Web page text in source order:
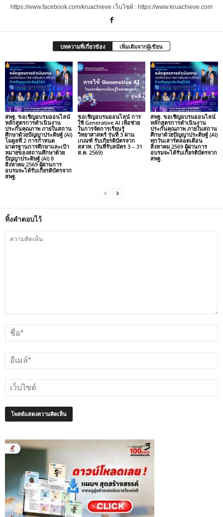
https://www.facebook.com/kruachieve เว็บไซต์ : https://www.kruachieve.com
บทความที่เกี่ยวข้อง เพิ่มเติมจากผู้เขียน
สพฐ. ขอเชิญอบรมออนไลน์
หลักสูตรการดำเนินงาน
ประกันคุณภาพ ภายในสถาน
ศึกษาด้วยปัญญาประดิษฐ์ (AI)
โมดูลที่ 2 การกำหนด
มาตรฐานการศึกษาและเป้า
หมายของสถานศึกษาด้วย
ปัญญาประดิษฐ์ (AI) 8
สิงหาคม 2569 ผู้ผ่านการ
อบรมจะได้รับเกียรติบัตรจาก
สพฐ.
ขอเชิญอบรมออนไลน์ การ
ใช้ Generative AI เพื่อช่วย
ในการจัดการเรียนรู้
วิทยาศาสตร์ รุ่นที่ 3 ผ่าน
เกณฑ์ รับเกียรติบัตรจาก
สสวท. (วันที่รับสมัคร 3 – 31
ส.ค. 2569)
สพฐ. ขอเชิญอบรมออนไลน์
หลักสูตรการดำเนินงาน
ประกันคุณภาพ ภายในสถาน
ศึกษาด้วยปัญญาประดิษฐ์ (AI)
ทุกวันเสาร์ตลอดเดือน
สิงหาคม 2569 ผู้ผ่านการ
อบรมจะได้รับเกียรติบัตรจาก
สพฐ.
ทิ้งคำตอบไว้